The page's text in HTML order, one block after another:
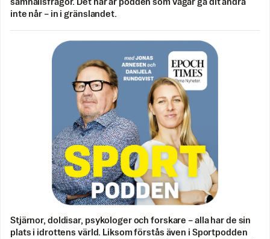
samhällsfrågor. Det här är podden som vågar gå dit andra
inte når – in i gränslandet.
Stjärnor, doldisar, psykologer och forskare – alla har de sin
plats i idrottens värld. Liksom förstås även i Sportpodden